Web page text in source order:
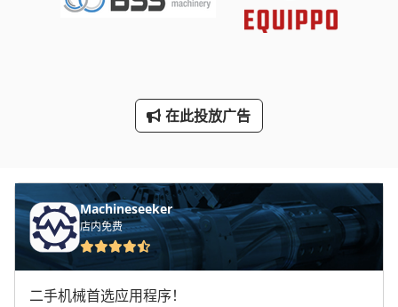
在此投放广告
Machineseeker
店内免费
二手机械首选应用程序！